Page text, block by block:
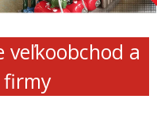
veľkoobchod a
firmy